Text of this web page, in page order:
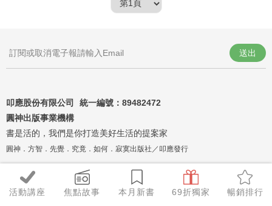
活動講座 焦點故事 本月新書 69折獨家 暢銷排行
叩應股份有限公司 統一編號： 89482472
圓神出版事業機構
書是活的，我們是你打造美好生活的提案家
圓神．方智．先覺．究竟．如何．寂寞出版社／叩應發行
送出